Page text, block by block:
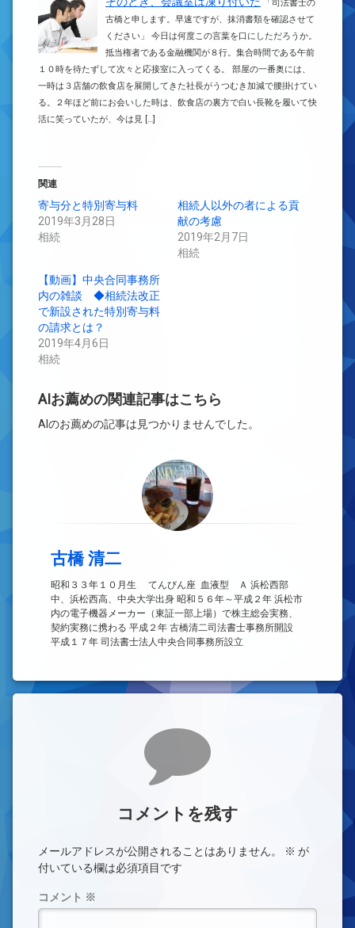
「司法書士の
古橋と申します。早速ですが、抹消書類を確認させて
ください」 今日は何度この言葉を口にしただろうか。
抵当権者である金融機関が８行。集合時間である午前
１０時を待たずして次々と応接室に入ってくる。 部屋の一番奥には、
一時は３店舗の飲食店を展開してきた社長がうつむき加減で腰掛けてい
る。２年ほど前にお会いした時は、飲食店の裏方で白い長靴を履いて快
活に笑っていたが、今は見 […]
関連
寄与分と特別寄与料
2019年3月28日
相続
相続人以外の者による貢
献の考慮
2019年2月7日
相続
【動画】中央合同事務所
内の雑談 ◆相続法改正
で新設された特別寄与料
の請求とは？
2019年4月6日
相続
AIお薦めの関連記事はこちら
AIのお薦めの記事は見つかりませんでした。
古橋 清二
昭和３３年１０月生 てんびん座 血液型 Ａ 浜松西部
中、浜松西高、中央大学出身 昭和５６年～平成２年 浜松市
内の電子機器メーカー（東証一部上場）で株主総会実務、
契約実務に携わる 平成２年 古橋清二司法書士事務所開設
平成１７年 司法書士法人中央合同事務所設立
コメントを残す
メールアドレスが公開されることはありません。 ※ が
付いている欄は必須項目です
コメント ※